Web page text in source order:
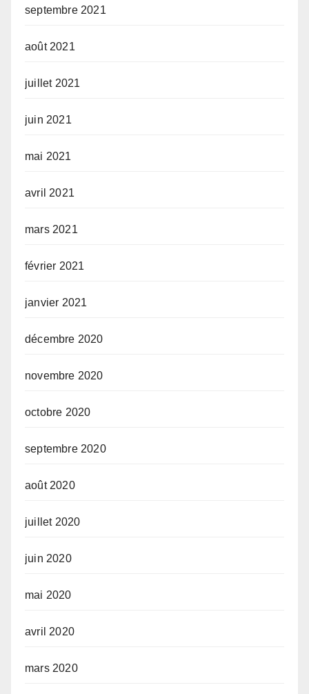
septembre 2021
août 2021
juillet 2021
juin 2021
mai 2021
avril 2021
mars 2021
février 2021
janvier 2021
décembre 2020
novembre 2020
octobre 2020
septembre 2020
août 2020
juillet 2020
juin 2020
mai 2020
avril 2020
mars 2020